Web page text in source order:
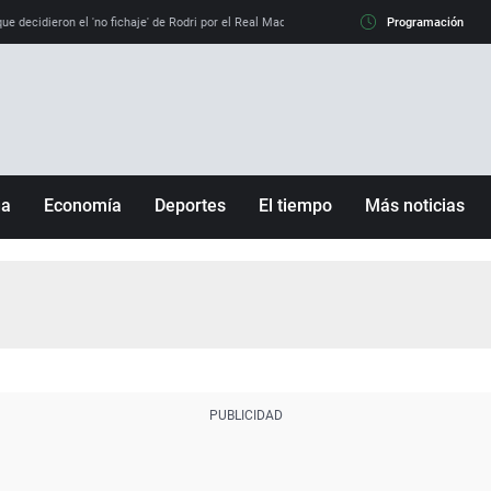
decidieron el 'no fichaje' de Rodri por el Real Madrid y su 'sí' al Barça La llamada
Programación
Economía Deportes El tiempo Más noticias